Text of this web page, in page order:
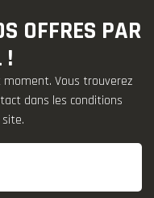
OFFRES PAR
!
Vous trouverez
dans les conditions